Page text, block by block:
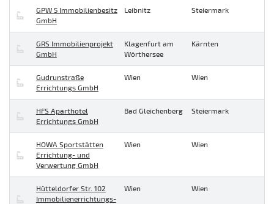
GPW 5 Immobilienbesitz
GmbH
Leibnitz Steiermark
GRS Immobilienprojekt
GmbH
Klagenfurt am
Wörthersee
Kärnten
Gudrunstraße
Errichtungs GmbH
Wien Wien
HFS Aparthotel
Errichtungs GmbH
Bad Gleichenberg Steiermark
HOWA Sportstätten
Errichtung- und
Verwertung GmbH
Wien Wien
Hütteldorfer Str. 102
Immobilienerrichtungs-
Wien Wien